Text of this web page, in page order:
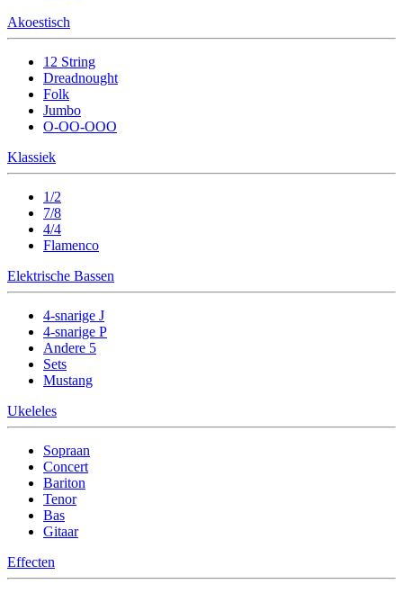
Akoestisch
12 String
Dreadnought
Folk
Jumbo
O-OO-OOO
Klassiek
1/2
7/8
4/4
Flamenco
Elektrische Bassen
4-snarige J
4-snarige P
Andere 5
Sets
Mustang
Ukeleles
Sopraan
Concert
Bariton
Tenor
Bas
Gitaar
Effecten